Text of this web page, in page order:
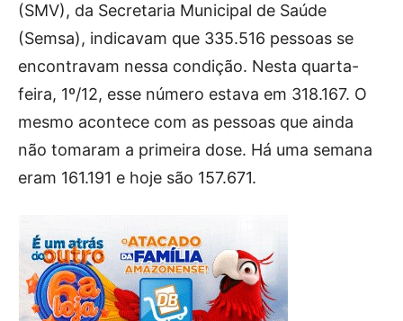
(SMV), da Secretaria Municipal de Saúde
(Semsa), indicavam que 335.516 pessoas se
encontravam nessa condição. Nesta quarta-
feira, 1º/12, esse número estava em 318.167. O
mesmo acontece com as pessoas que ainda
não tomaram a primeira dose. Há uma semana
eram 161.191 e hoje são 157.671.